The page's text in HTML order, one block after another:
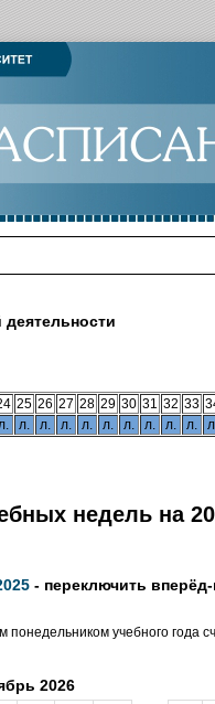
25 26 27 28 29 30 31 32 33
л. л. л. л. л. л. л. л. л.
недель на
- переключить вперёд-
понедельником учебного года
2026